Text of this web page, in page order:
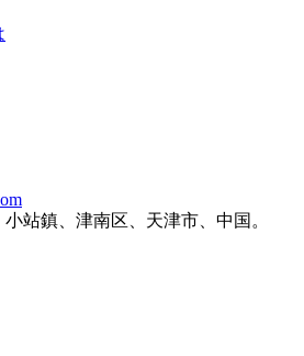
站鎮、津南区、天津市、中国。